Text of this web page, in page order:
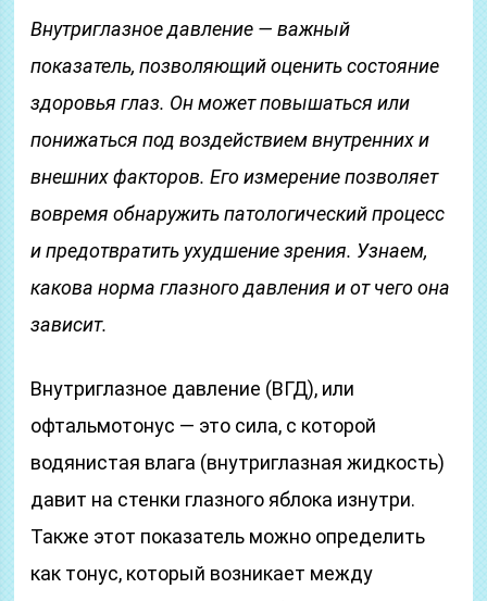
Внутриглазное давление — важный
показатель, позволяющий оценить состояние
здоровья глаз. Он может повышаться или
понижаться под воздействием внутренних и
внешних факторов. Его измерение позволяет
вовремя обнаружить патологический процесс
и предотвратить ухудшение зрения. Узнаем,
какова норма глазного давления и от чего она
зависит.
Внутриглазное давление (ВГД), или
офтальмотонус — это сила, с которой
водянистая влага (внутриглазная жидкость)
давит на стенки глазного яблока изнутри.
Также этот показатель можно определить
как тонус, который возникает между